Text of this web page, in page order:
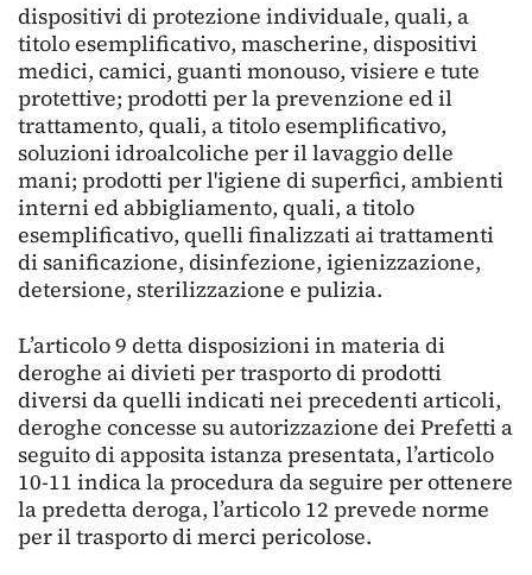
dispositivi di protezione individuale, quali, a
titolo esemplificativo, mascherine, dispositivi
medici, camici, guanti monouso, visiere e tute
protettive; prodotti per la prevenzione ed il
trattamento, quali, a titolo esemplificativo,
soluzioni idroalcoliche per il lavaggio delle
mani; prodotti per l'igiene di superfici, ambienti
interni ed abbigliamento, quali, a titolo
esemplificativo, quelli finalizzati ai trattamenti
di sanificazione, disinfezione, igienizzazione,
detersione, sterilizzazione e pulizia.
L’articolo 9 detta disposizioni in materia di
deroghe ai divieti per trasporto di prodotti
diversi da quelli indicati nei precedenti articoli,
deroghe concesse su autorizzazione dei Prefetti a
seguito di apposita istanza presentata, l’articolo
10-11 indica la procedura da seguire per ottenere
la predetta deroga, l’articolo 12 prevede norme
per il trasporto di merci pericolose.